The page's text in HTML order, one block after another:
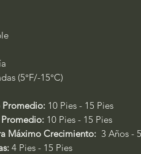
(5°F/-15°C)
Promedio: 10 Pies - 15 Pies
10 Pies - 15 Pies
Máximo Crecimiento: 3 Años -
4 Pies - 15 Pies